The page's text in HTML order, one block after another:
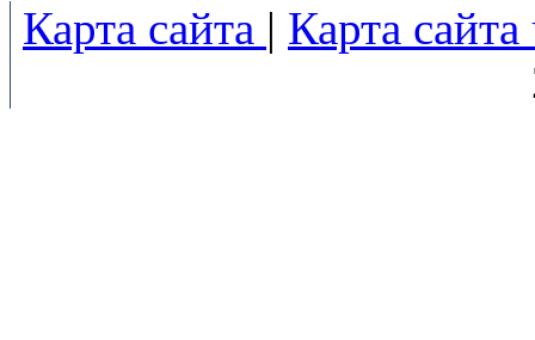
Карта сайта | Карта сайта